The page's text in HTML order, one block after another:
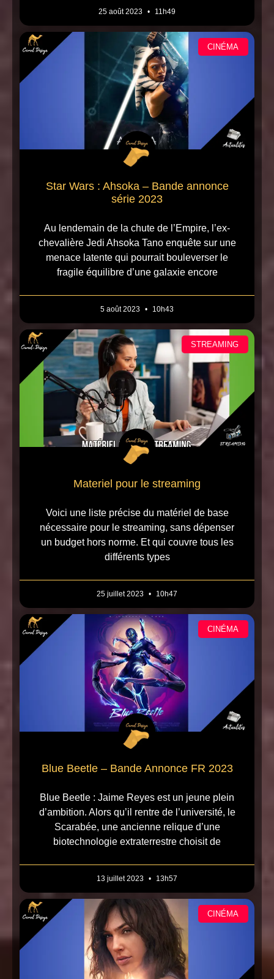
25 août 2023 11h49
CINÉMA
Star Wars : Ahsoka – Bande annonce
série 2023
Au lendemain de la chute de l’Empire, l’ex-
chevalière Jedi Ahsoka Tano enquête sur une
menace latente qui pourrait bouleverser le
fragile équilibre d’une galaxie encore
5 août 2023 10h43
STREAMING
Materiel pour le streaming
Voici une liste précise du matériel de base
nécessaire pour le streaming, sans dépenser
un budget hors norme. Et qui couvre tous les
différents types
25 juillet 2023 10h47
CINÉMA
Blue Beetle – Bande Annonce FR 2023
Blue Beetle : Jaime Reyes est un jeune plein
d’ambition. Alors qu’il rentre de l’université, le
Scarabée, une ancienne relique d’une
biotechnologie extraterrestre choisit de
13 juillet 2023 13h57
CINÉMA